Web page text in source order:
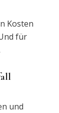
Kosten
für
und